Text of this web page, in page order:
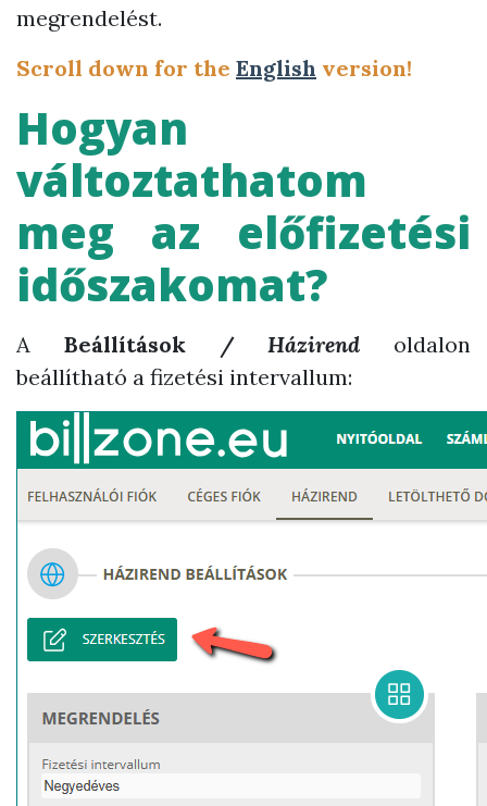
megrendelést.
Scroll down for the English version!
Hogyan
változtathatom
meg az előfizetési
időszakomat?
A Beállítások /Házirend oldalon
beállítható a fizetési intervallum: